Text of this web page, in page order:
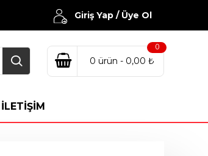
Giriş Yap / Üye Ol
0 ürün - 0,00 ₺
0
İLETİŞİM